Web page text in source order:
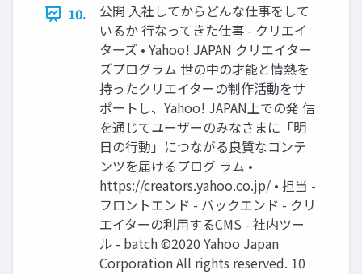
10.
公開 ⼊社してからどんな仕事をして
いるか ⾏なってきた仕事 - クリエイ
ターズ • Yahoo! JAPAN クリエイター
ズプログラム 世の中の才能と情熱を
持ったクリエイターの制作活動をサ
ポートし、Yahoo! JAPAN上での発 信
を通じてユーザーのみなさまに「明
⽇の⾏動」につながる良質なコンテ
ンツを届けるプログ ラム •
https://creators.yahoo.co.jp/ • 担当 -
フロントエンド - バックエンド - クリ
エイターの利⽤するCMS - 社内ツー
ル - batch ©2020 Yahoo Japan
Corporation All rights reserved. 10